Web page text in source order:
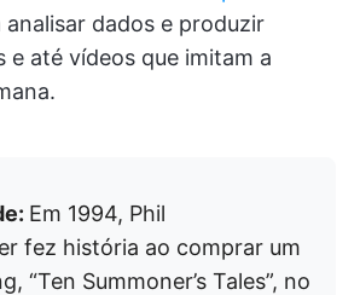
analisar dados e produzir
e até vídeos que imitam a
Em 1994, Phil
fez história ao comprar um
“Ten Summoner’s Tales”, no